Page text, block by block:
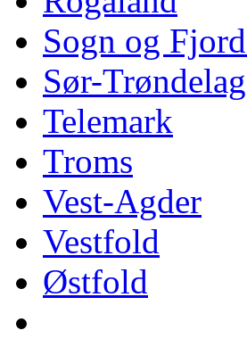
Sogn og
Sør-Trøndelag
Telemark
Troms
Vest-Agder
Vestfold
Østfold